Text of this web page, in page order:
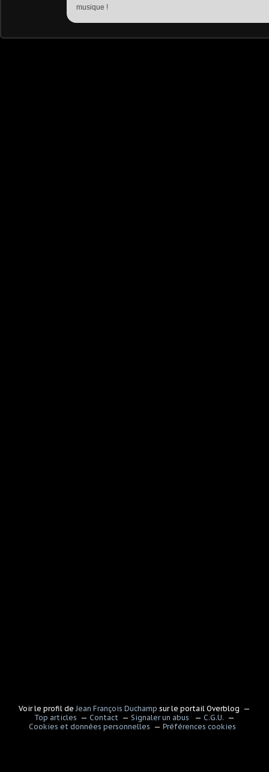
musique !
Voir le profil de Jean François Duchamp sur le portail Overblog
Top articles
Contact Signaler un abus
C.G.U.
Cookies et données personnelles
Préférences cookies